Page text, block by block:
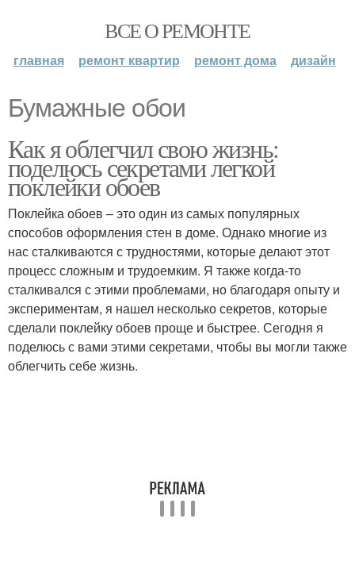
ВСЕ О РЕМОНТЕ
главная ремонт квартир ремонт дома дизайн
Бумажные обои
Как я облегчил свою жизнь:
поделюсь секретами легкой
поклейки обоев
Поклейка обоев – это один из самых популярных
способов оформления стен в доме. Однако многие из
нас сталкиваются с трудностями, которые делают этот
процесс сложным и трудоемким. Я также когда-то
сталкивался с этими проблемами, но благодаря опыту и
экспериментам, я нашел несколько секретов, которые
сделали поклейку обоев проще и быстрее. Сегодня я
поделюсь с вами этими секретами, чтобы вы могли также
облегчить себе жизнь.